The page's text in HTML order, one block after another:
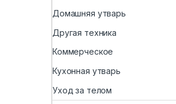
Домашняя утварь
Другая техника
Коммерческое
Кухонная утварь
Уход за телом